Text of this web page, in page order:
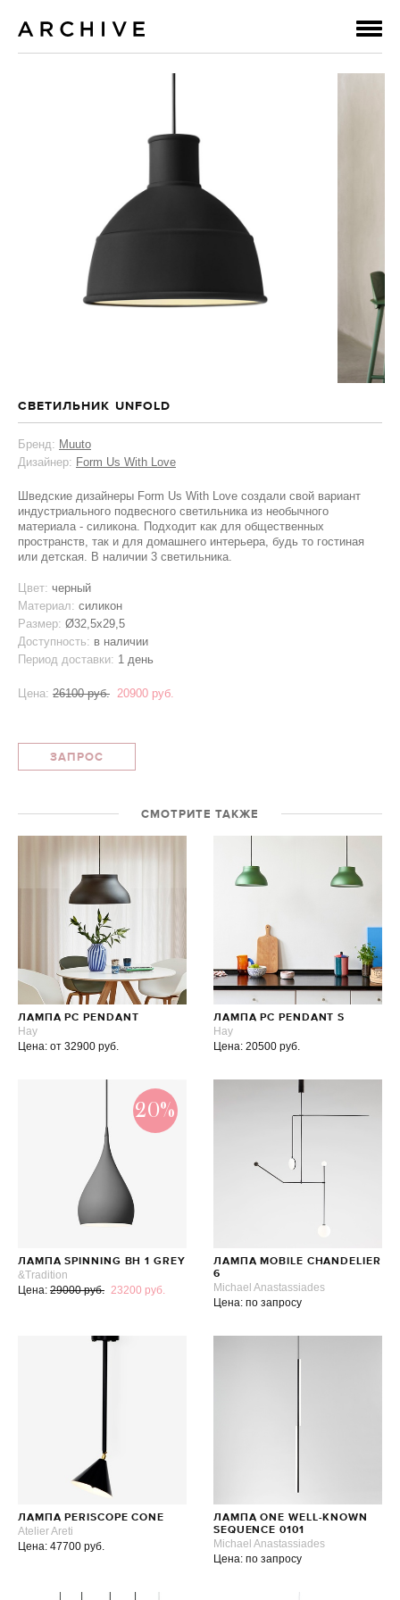
СВЕТИЛЬНИК UNFOLD
Бренд: Muuto
Дизайнер: Form Us With Love
Шведские дизайнеры Form Us With Love создали свой вариант
индустриального подвесного светильника из необычного
материала - силикона. Подходит как для общественных
пространств, так и для домашнего интерьера, будь то гостиная
или детская. В наличии 3 светильника.
Цвет: черный
Материал: силикон
Размер: Ø32,5х29,5
Доступность: в наличии
Период доставки: 1 день
Цена: 26100 руб. 20900 руб.
ЗАПРОС
СМОТРИТЕ ТАКЖЕ
ЛАМПА PC PENDANT
Hay
Цена: от 32900 руб.
ЛАМПА PC PENDANT S
Hay
Цена: 20500 руб.
20%
ЛАМПА SPINNING BH 1 GREY
&Tradition
Цена: 29000 руб. 23200 руб.
ЛАМПА MOBILE CHANDELIER
6
Michael Anastassiades
Цена: по запросу
ЛАМПА PERISCOPE CONE
Atelier Areti
Цена: 47700 руб.
ЛАМПА ONE WELL-KNOWN
SEQUENCE 0101
Michael Anastassiades
Цена: по запросу